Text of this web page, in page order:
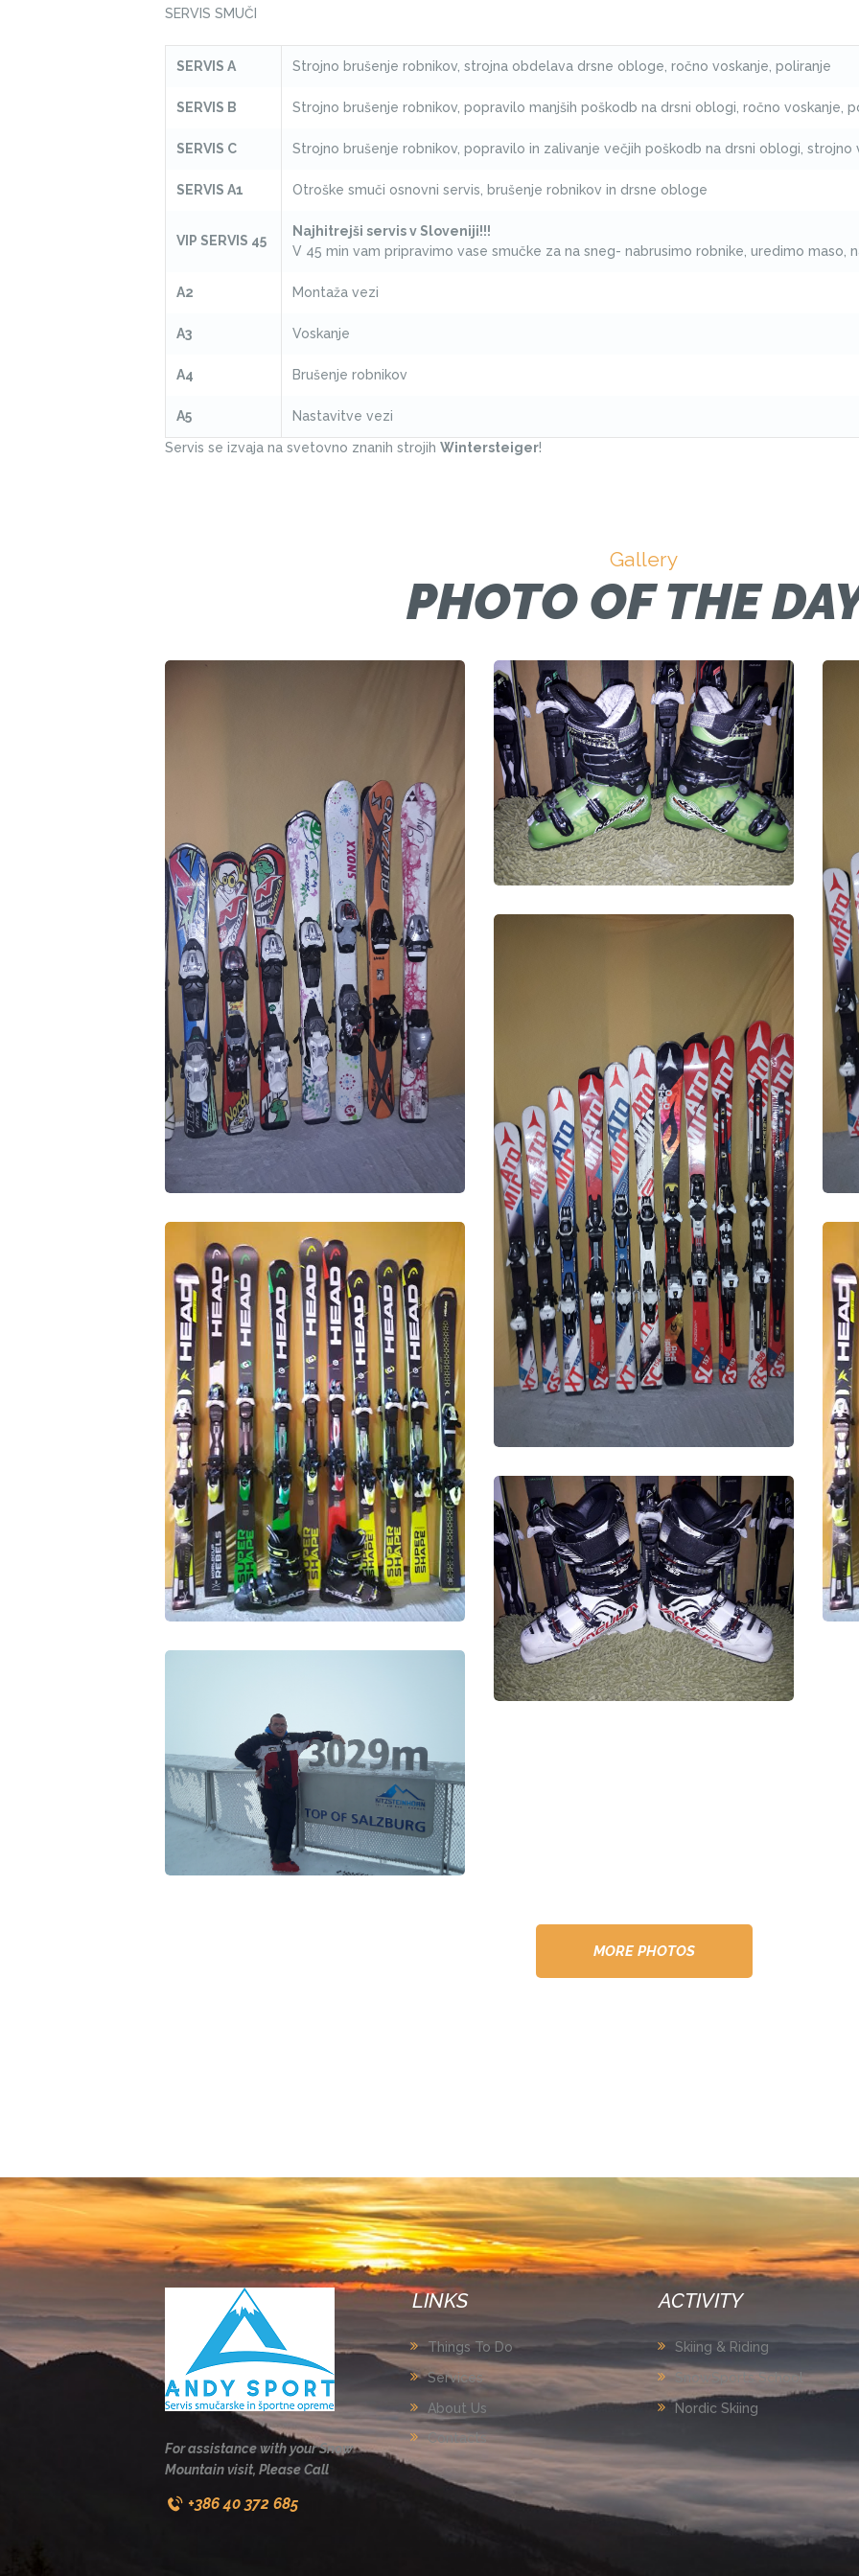
SERVIS SMUČI
SERVIS A Strojno brušenje robnikov, strojna obdelava drsne obloge, ročno voskanje, poliranje
SERVIS B Strojno brušenje robnikov, popravilo manjših poškodb na drsni oblogi, ročno voskanje,
SERVIS C Strojno brušenje robnikov, popravilo in zalivanje večjih poškodb na drsni oblogi, strojno
SERVIS A1 Otroške smuči osnovni servis, brušenje robnikov in drsne obloge
VIP SERVIS 45
Najhitrejši servis v Sloveniji!!!
V 45 min vam pripravimo vase smučke za na sneg- nabrusimo robnike, uredimo maso,
A2 Montaža vezi
A3 Voskanje
A4 Brušenje robnikov
A5 Nastavitve vezi
Servis se izvaja na svetovno znanih strojih Wintersteiger!
Gallery
PHOTO OF THE
MORE PHOTOS
For assistance with your Snow
Mountain visit, Please Call
+386 40 372 685
LINKS
Things To Do
Services
About Us
Contacts
ACTIVITY
Skiing & Riding
SnowSports School
Nordic Skiing